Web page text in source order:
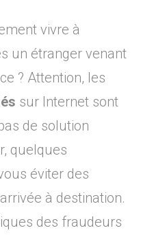
vivre à
un étranger venant
? Attention, les
sur Internet sont
de solution
quelques
éviter des
à destination.
des fraudeurs